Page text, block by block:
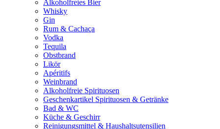
Alkoholfreies Bier
Whisky
Gin
Rum & Cachaça
Vodka
Tequila
Obstbrand
Likör
Apéritifs
Weinbrand
Alkoholfreie Spirituosen
Geschenkartikel Spirituosen & Getränke
Bad & WC
Küche & Geschirr
Reinigungsmittel & Haushaltsutensilien